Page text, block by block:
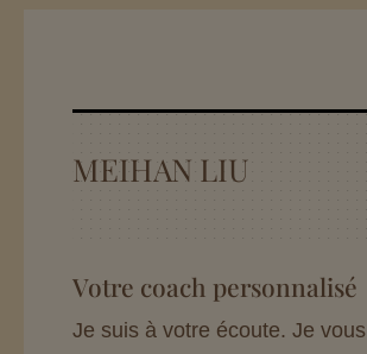
MEIHAN LIU
Votre coach personnalisé
Je suis à votre écoute. Je vous